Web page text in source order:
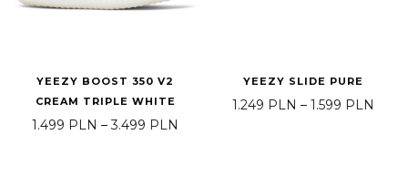
YEEZY BOOST 350 V2
CREAM TRIPLE WHITE
1.499 PLN – 3.499 PLN
YEEZY SLIDE PURE
1.249 PLN – 1.599 PLN